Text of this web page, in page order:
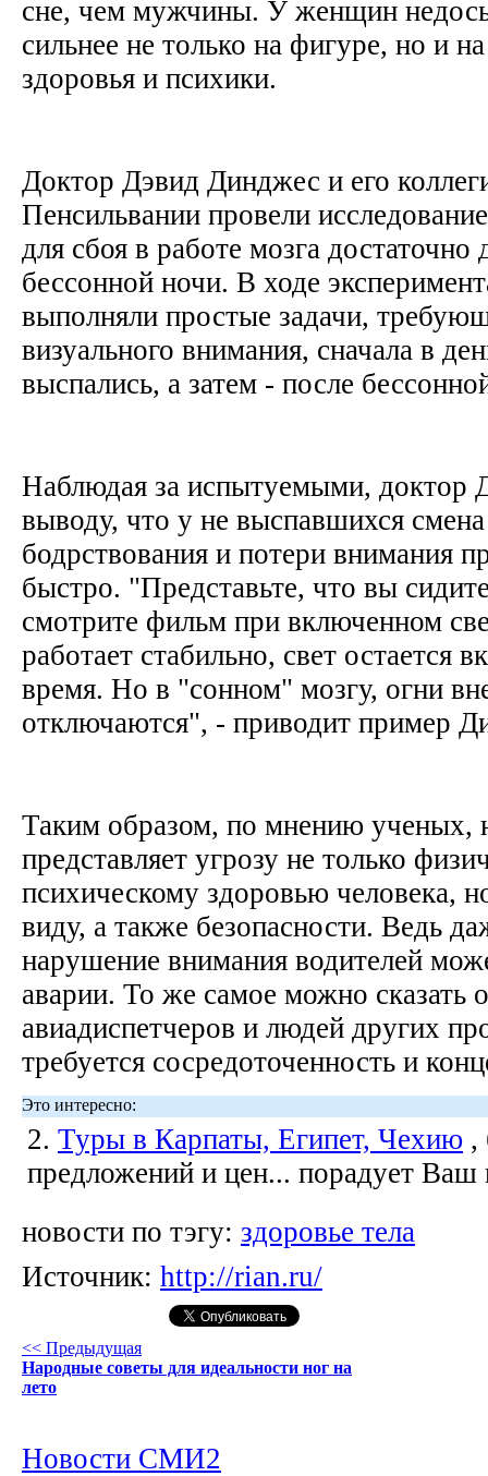
сне, чем мужчины. У женщин
сильнее не только на фигуре, но и
здоровья и психики.
Доктор Дэвид Динджес и его
Пенсильвании провели
для сбоя в работе мозга достаточно
бессонной ночи. В ходе
выполняли простые задачи,
визуального внимания, сначала в
выспались, а затем - после
Наблюдая за испытуемыми, доктор
выводу, что у не выспавшихся
бодрствования и потери внимания
быстро. "Представьте, что вы
смотрите фильм при включенном
работает стабильно, свет остается
время. Но в "сонном" мозгу, огни
отключаются", - приводит пример
Таким образом, по мнению ученых,
представляет угрозу не только
психическому здоровью человека,
виду, а также безопасности. Ведь
нарушение внимания водителей
аварии. То же самое можно сказать
авиадиспетчеров и людей других
требуется сосредоточенность и
Это интересно:
2. Туры в Карпаты, Египет, Чехию ,
предложений и цен... порадует Ваш
новости по тэгу: здоровье тела
Источник: http://rian.ru/
<< Предыдущая
Народные советы для идеальности ног на
лето
Новости СМИ2